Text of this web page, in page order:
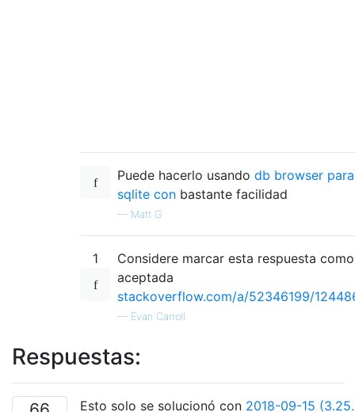
Puede hacerlo usando db browser para
sqlite con bastante facilidad
— Matt G
1
Considere marcar esta respuesta como
aceptada
stackoverflow.com/a/52346199/
— Evan Carroll
Respuestas:
Esto solo se solucionó con 2018-09-15